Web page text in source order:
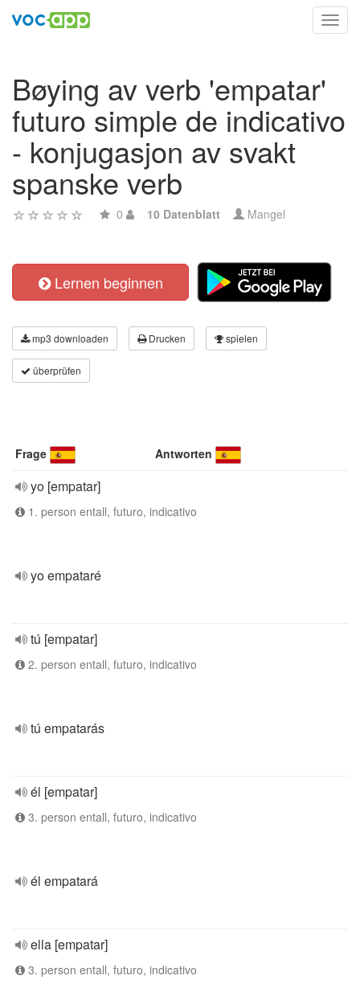
Bøying av verb 'empatar'
futuro simple de indicativo
- konjugasjon av svakt
spanske verb
0 10 Datenblatt Mangel
Lernen beginnen
mp3 downloaden Drucken spielen
überprüfen
Frage Antworten
yo [empatar]
1. person entall, futuro, indicativo
yo empataré
tú [empatar]
2. person entall, futuro, indicativo
tú empatarás
él [empatar]
3. person entall, futuro, indicativo
él empatará
ella [empatar]
3. person entall, futuro, indicativo